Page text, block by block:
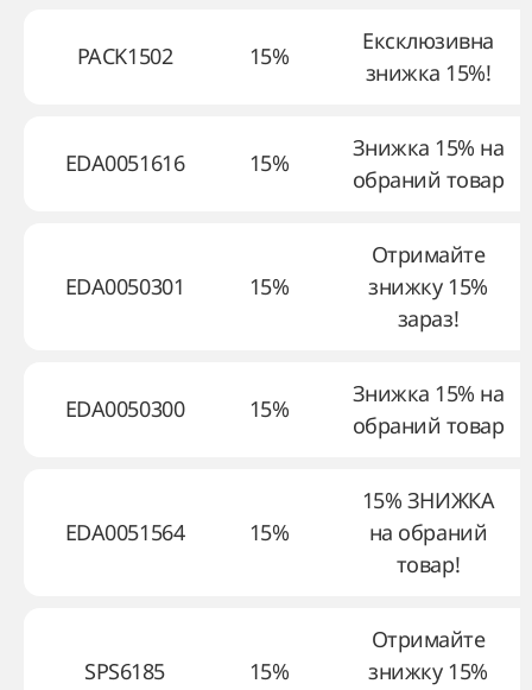
PACK1502 15%
Ексклюзивна
знижка 15%!
EDA0051616 15%
Знижка 15% на
обраний товар
EDA0050301 15%
Отримайте
знижку 15%
зараз!
EDA0050300 15%
Знижка 15% на
обраний товар
EDA0051564 15%
15% ЗНИЖКА
на обраний
товар!
SPS6185 15%
Отримайте
знижку 15%